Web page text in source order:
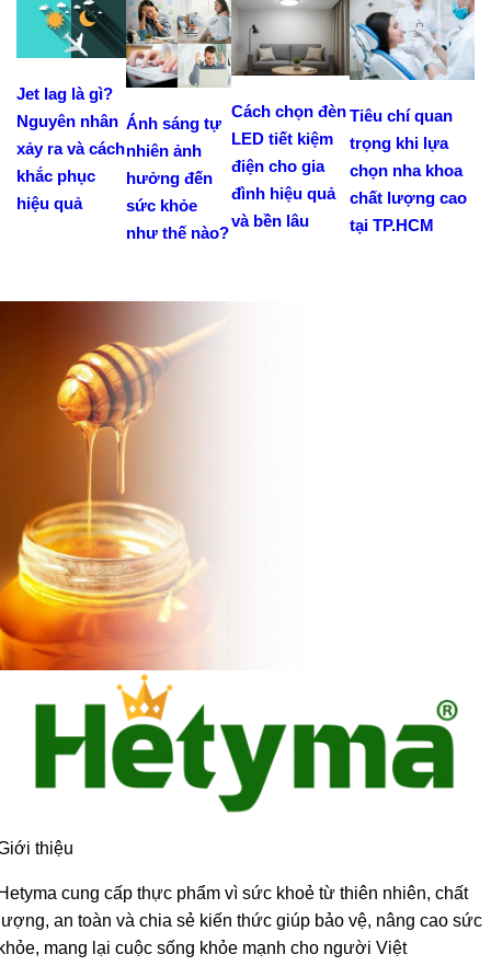
Jet lag là gì?
Nguyên nhân
xảy ra và cách
khắc phục
hiệu quả
Ánh sáng tự
nhiên ảnh
hưởng đến
sức khỏe
như thế nào?
Cách chọn đèn
LED tiết kiệm
điện cho gia
đình hiệu quả
và bền lâu
Tiêu chí quan
trọng khi lựa
chọn nha khoa
chất lượng cao
tại TP.HCM
thiệu
cung cấp thực phẩm vì sức khoẻ từ thiên nhiên, chất
an toàn và chia sẻ kiến thức giúp bảo vệ, nâng cao sức
mang lại cuộc sống khỏe mạnh cho người Việt